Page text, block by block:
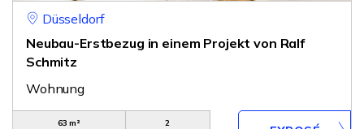
Düsseldorf
Neubau-Erstbezug in einem Projekt von Ralf
Schmitz
Wohnung
63 m²
2